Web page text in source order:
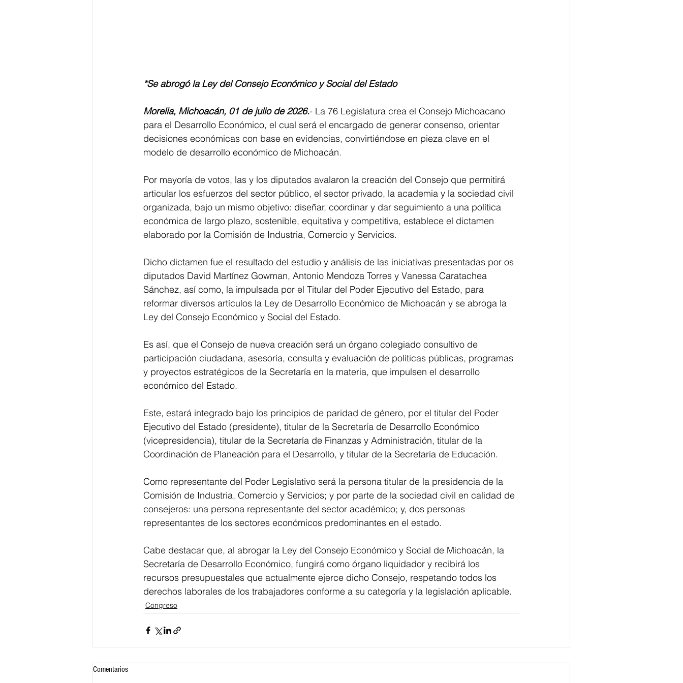
*Se abrogó la Ley del Consejo Económico y Social del Estado
Morelia, Michoacán, 01 de julio de 2026.- La 76 Legislatura crea el Consejo Michoacano
para el Desarrollo Económico, el cual será el encargado de generar consenso, orientar
decisiones económicas con base en evidencias, convirtiéndose en pieza clave en el
modelo de desarrollo económico de Michoacán.
Por mayoría de votos, las y los diputados avalaron la creación del Consejo que permitirá
articular los esfuerzos del sector público, el sector privado, la academia y la sociedad civil
organizada, bajo un mismo objetivo: diseñar, coordinar y dar seguimiento a una política
económica de largo plazo, sostenible, equitativa y competitiva, establece el dictamen
elaborado por la Comisión de Industria, Comercio y Servicios.
Dicho dictamen fue el resultado del estudio y análisis de las iniciativas presentadas por os
diputados David Martínez Gowman, Antonio Mendoza Torres y Vanessa Caratachea
Sánchez, así como, la impulsada por el Titular del Poder Ejecutivo del Estado, para
reformar diversos artículos la Ley de Desarrollo Económico de Michoacán y se abroga la
Ley del Consejo Económico y Social del Estado.
Es así, que el Consejo de nueva creación será un órgano colegiado consultivo de
participación ciudadana, asesoría, consulta y evaluación de políticas públicas, programas
y proyectos estratégicos de la Secretaría en la materia, que impulsen el desarrollo
económico del Estado.
Este, estará integrado bajo los principios de paridad de género, por el titular del Poder
Ejecutivo del Estado (presidente), titular de la Secretaría de Desarrollo Económico
(vicepresidencia), titular de la Secretaría de Finanzas y Administración, titular de la
Coordinación de Planeación para el Desarrollo, y titular de la Secretaría de Educación.
Como representante del Poder Legislativo será la persona titular de la presidencia de la
Comisión de Industria, Comercio y Servicios; y por parte de la sociedad civil en calidad de
consejeros: una persona representante del sector académico; y, dos personas
representantes de los sectores económicos predominantes en el estado.
Cabe destacar que, al abrogar la Ley del Consejo Económico y Social de Michoacán, la
Secretaría de Desarrollo Económico, fungirá como órgano liquidador y recibirá los
recursos presupuestales que actualmente ejerce dicho Consejo, respetando todos los
derechos laborales de los trabajadores conforme a su categoría y la legislación aplicable.
Congreso
Comentarios